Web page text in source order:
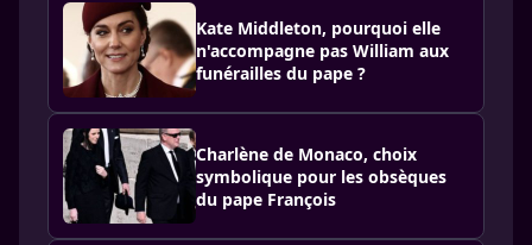
Kate Middleton, pourquoi elle
n'accompagne pas William aux
funérailles du pape ?
Charlène de Monaco, choix
symbolique pour les obsèques
du pape François